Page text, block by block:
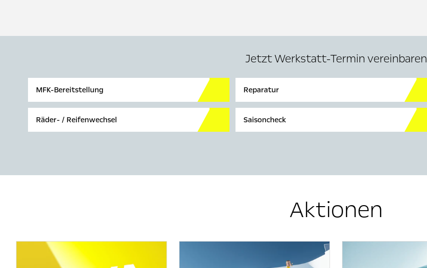
Jetzt Werkstatt-Termin vereinbaren
MFK-Bereitstellung Reparatur
Räder- / Reifenwechsel Saisoncheck
Aktionen